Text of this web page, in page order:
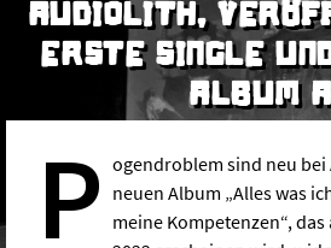
AUDIOLITH,
ERSTE SINGLE
ALBUM
p ogendroblem sind neu
neuen Album „Alles was
meine Kompetenzen“,